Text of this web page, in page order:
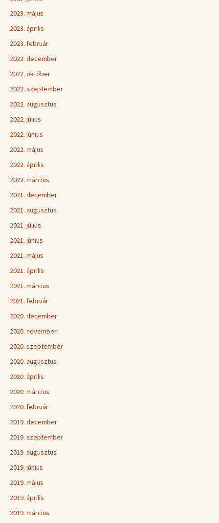
2023. május
2023. április
2023. február
2022. december
2022. október
2022. szeptember
2022. augusztus
2022. július
2022. június
2022. május
2022. április
2022. március
2021. december
2021. augusztus
2021. július
2021. június
2021. május
2021. április
2021. március
2021. február
2020. december
2020. november
2020. szeptember
2020. augusztus
2020. április
2020. március
2020. február
2019. december
2019. szeptember
2019. augusztus
2019. június
2019. május
2019. április
2019. március